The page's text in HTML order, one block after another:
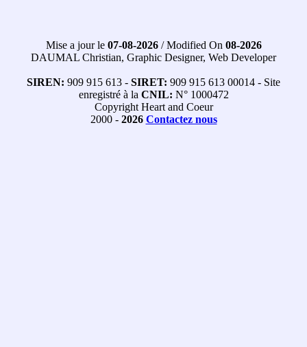
Mise a jour le 07-08-2026/ Modified On 08-2026
DAUMAL Christian, Graphic Designer, Web Developer
SIREN: 909 915 613 - SIRET: 909 915 613 00014 - Site
enregistré à la CNIL: N° 1000472
Copyright Heart and Coeur
2000 - 2026 Contactez nous